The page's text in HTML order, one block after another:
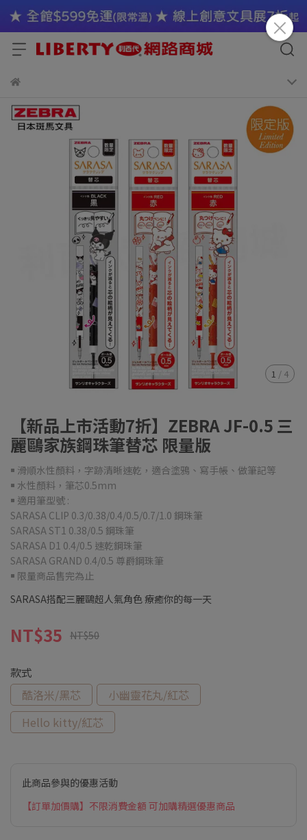
1 / 4
【新品上市活動7折】ZEBRA JF-0.5 三
麗鷗家族鋼珠筆替芯 限量版
￭ 滑順水性顏料，字跡清晰速乾，適合塗鴉、寫手帳、做筆記等
￭ 水性顏料，筆芯0.5mm
￭ 適用筆型號 :
SARASA CLIP 0.3/0.38/0.4/0.5/0.7/1.0 鋼珠筆
SARASA ST1 0.38/0.5 鋼珠筆
SARASA D1 0.4/0.5 速乾鋼珠筆
SARASA GRAND 0.4/0.5 尊爵鋼珠筆
￭ 限量商品售完為止
SARASA搭配三麗鷗超人氣角色 療癒你的每一天
NT$35 NT$50
款式
酷洛米/黑芯
小幽靈花丸/紅芯
Hello kitty/紅芯
此商品參與的優惠活動
【訂單加價購】不限消費金額 可加購精選優惠商品